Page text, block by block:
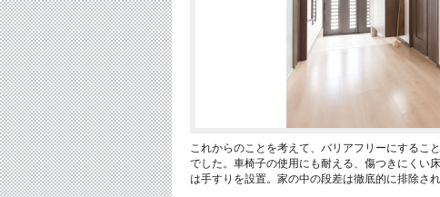
これからのことを考えて、バリアフリーにするこ
でした。車椅子の使用にも耐える、傷つきにくい
は手すりを設置。家の中の段差は徹底的に排除され